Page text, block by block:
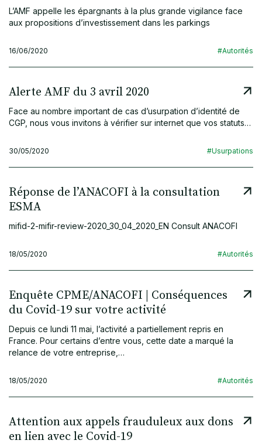
L’AMF appelle les épargnants à la plus grande vigilance face
aux propositions d’investissement dans les parkings
16/06/2020 #Autorités
Alerte AMF du 3 avril 2020
Face au nombre important de cas d’usurpation d’identité de
CGP, nous vous invitons à vérifier sur internet que vos statuts…
30/05/2020 #Usurpations
Réponse de l’ANACOFI à la consultation
ESMA
mifid-2-mifir-review-2020_30_04_2020_EN Consult ANACOFI
18/05/2020 #Autorités
Enquête CPME/ANACOFI | Conséquences
du Covid-19 sur votre activité
Depuis ce lundi 11 mai, l’activité a partiellement repris en
France. Pour certains d’entre vous, cette date a marqué la
relance de votre entreprise,…
18/05/2020 #Autorités
Attention aux appels frauduleux aux dons
en lien avec le Covid-19